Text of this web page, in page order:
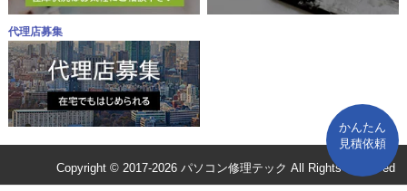
代理店募集
かんたん
見積依頼
Copyright © 2017-2026 パソコン修理テック All Rights Reserved